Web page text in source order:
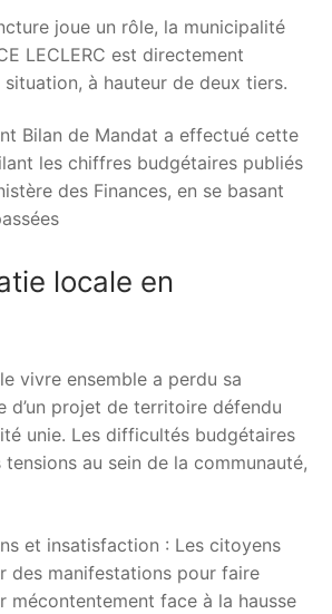
joue un rôle, la municipalité
LECLERC est directement
à hauteur de deux tiers.
Bilan de Mandat a effectué cette
les chiffres budgétaires publiés
des Finances, en se basant
locale en
vivre ensemble a perdu sa
d’un projet de territoire défendu
unie. Les difficultés budgétaires
au sein de la communauté,
et insatisfaction : Les citoyens
des manifestations pour faire
mécontentement face à la hausse